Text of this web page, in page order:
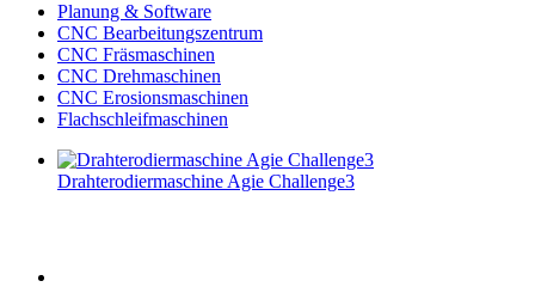
Planung & Software
CNC Bearbeitungszentrum
CNC Fräsmaschinen
CNC Drehmaschinen
CNC Erosionsmaschinen
Flachschleifmaschinen
Drahterodiermaschine Agie Challenge3